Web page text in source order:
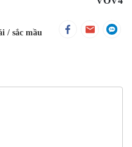
sắc mầu